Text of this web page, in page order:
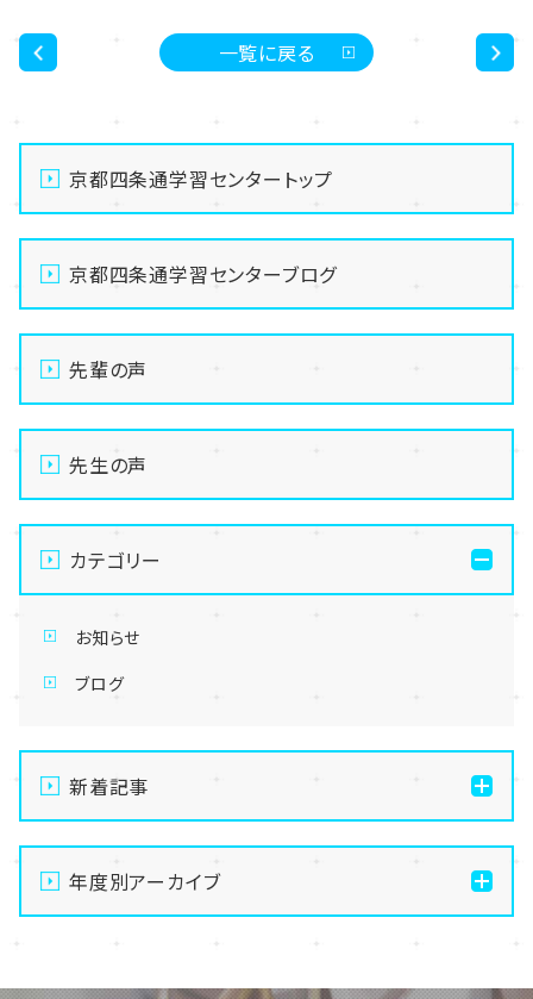
一覧に戻る
京都四条通学習センタートップ
京都四条通学習センターブログ
先輩の声
先生の声
カテゴリー
お知らせ
ブログ
新着記事
通信制高校の学習風景
メイク美容専攻の授業風景
演技の授業風景
年度別アーカイブ
2025